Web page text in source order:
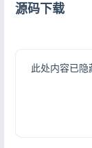
源码下载
此处内容已